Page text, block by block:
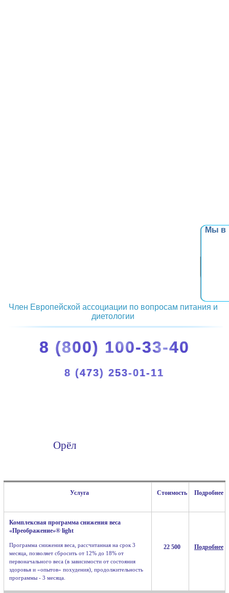
Мы в
Член Европейской ассоциации по вопросам питания и
диетологии
8 (800) 100-33-40
8 (473) 253-01-11
Орёл
Услуга Стоимость Подробнее
Комплексная программа снижения веса
«Преображение»® light
Программа снижения веса, рассчитанная на срок 3
месяца, позволяет сбросить от 12% до 18% от
первоначального веса (в зависимости от состояния
здоровья и «опытов» похудения), продолжительность
программы - 3 месяца.
22 500 Подробнее